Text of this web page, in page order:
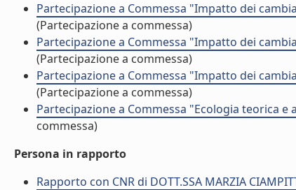
Partecipazione a Commessa "Impatto dei
(Partecipazione a commessa)
Partecipazione a Commessa "Impatto dei
(Partecipazione a commessa)
Partecipazione a Commessa "Impatto dei
(Partecipazione a commessa)
Partecipazione a Commessa "Ecologia teorica e
commessa)
Persona in rapporto
Rapporto con CNR di DOTT.SSA MARZIA